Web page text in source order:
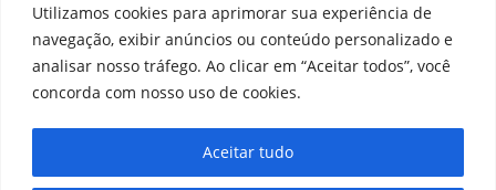
Utilizamos cookies para aprimorar sua experiência de
navegação, exibir anúncios ou conteúdo personalizado e
analisar nosso tráfego. Ao clicar em “Aceitar todos”, você
concorda com nosso uso de cookies.
Aceitar tudo
Equipe Perfil Política de cookies Serviços